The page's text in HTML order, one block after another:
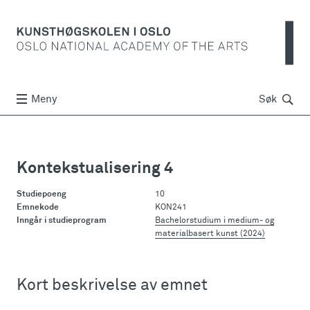
Meny Søk Søk
Kontekstualisering 4
Studiepoeng
10
Emnekode
KON241
Inngår i studieprogram
Bachelorstudium i medium- og
materialbasert kunst (2024)
Kort beskrivelse av emnet